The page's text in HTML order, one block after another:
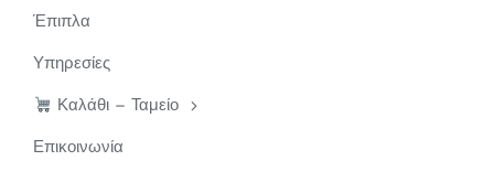
Έπιπλα
Υπηρεσίες
Καλάθι – Ταμείο
Επικοινωνία